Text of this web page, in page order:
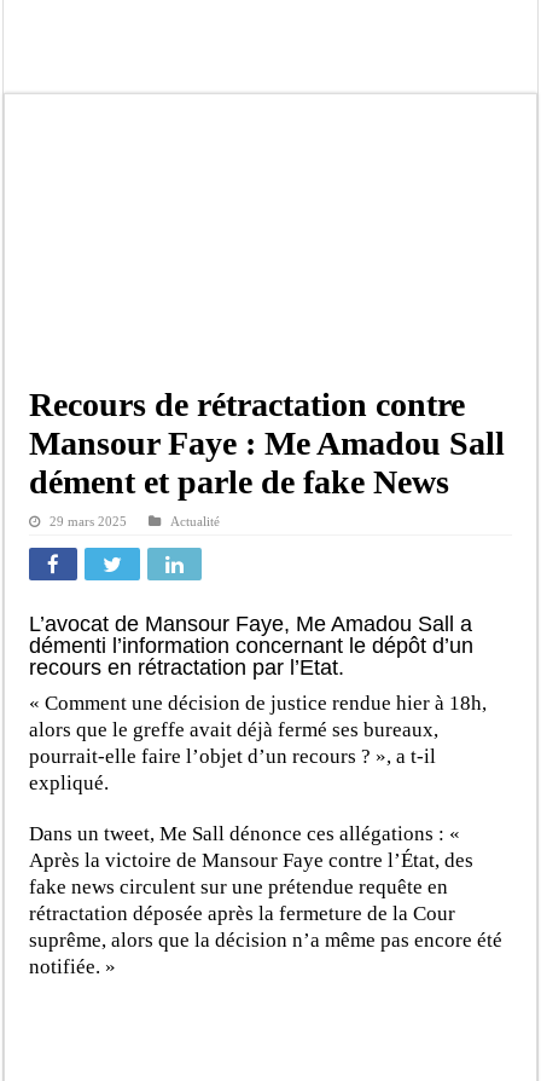
Recours de rétractation contre
Mansour Faye : Me Amadou Sall
dément et parle de fake News
29 mars 2025 Actualité
L’avocat de Mansour Faye, Me Amadou Sall a
démenti l’information concernant le dépôt d’un
recours en rétractation par l’Etat.
« Comment une décision de justice rendue hier à 18h,
alors que le greffe avait déjà fermé ses bureaux,
pourrait-elle faire l’objet d’un recours ? », a t-il
expliqué.
Dans un tweet, Me Sall dénonce ces allégations : «
Après la victoire de Mansour Faye contre l’État, des
fake news circulent sur une prétendue requête en
rétractation déposée après la fermeture de la Cour
suprême, alors que la décision n’a même pas encore été
notifiée. »